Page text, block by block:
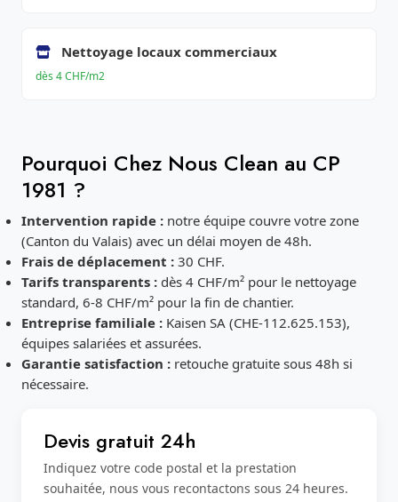
Nettoyage locaux commerciaux
dès 4 CHF/m2
Pourquoi Chez Nous Clean au CP
1981 ?
Intervention rapide :notre équipe couvre votre zone
(Canton du Valais) avec un délai moyen de 48h.
Frais de déplacement :30 CHF.
Tarifs transparents :dès 4 CHF/m² pour le nettoyage
standard, 6-8 CHF/m² pour la fin de chantier.
Entreprise familiale :Kaisen SA (CHE-112.625.153),
équipes salariées et assurées.
Garantie satisfaction :retouche gratuite sous 48h si
nécessaire.
Devis gratuit 24h
Indiquez votre code postal et la prestation
souhaitée, nous vous recontactons sous 24 heures.